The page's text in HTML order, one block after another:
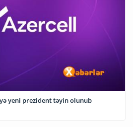
yeni prezident təyin olunub